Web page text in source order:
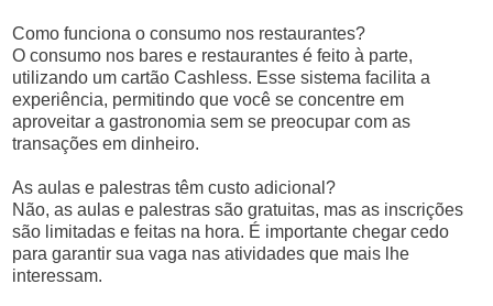
Como funciona o consumo nos restaurantes?
O consumo nos bares e restaurantes é feito à parte,
utilizando um cartão Cashless. Esse sistema facilita a
experiência, permitindo que você se concentre em
aproveitar a gastronomia sem se preocupar com as
transações em dinheiro.
As aulas e palestras têm custo adicional?
Não, as aulas e palestras são gratuitas, mas as inscrições
são limitadas e feitas na hora. É importante chegar cedo
para garantir sua vaga nas atividades que mais lhe
interessam.